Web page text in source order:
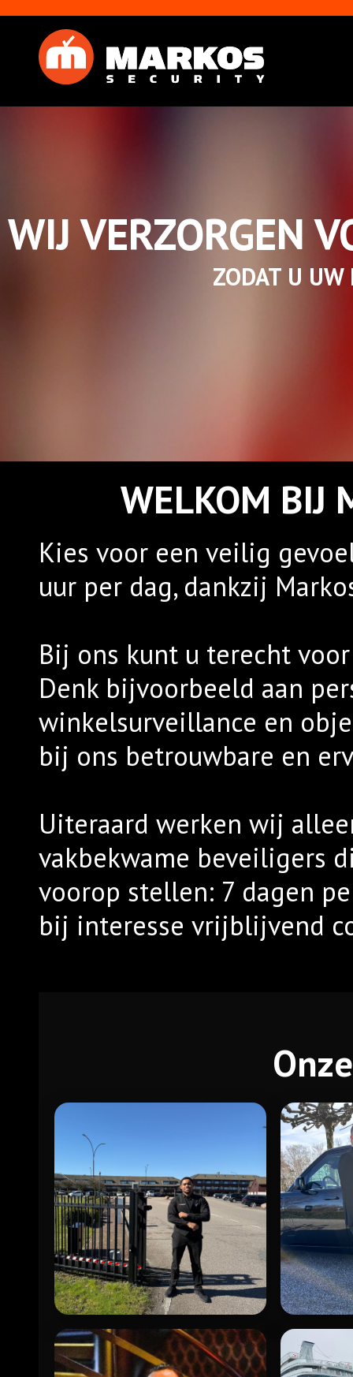
WIJ VERZORGEN
ZODAT U UW
WELKOM BIJ
Kies voor een veilig
uur per dag, dankzij
Bij ons kunt u terecht
Denk bijvoorbeeld aan
winkelsurveillance en
bij ons betrouwbare en
Uiteraard werken wij
vakbekwame beveiligers
voorop stellen: 7 dagen
bij interesse vrijblijvend
OBJECTBEVEILIGING